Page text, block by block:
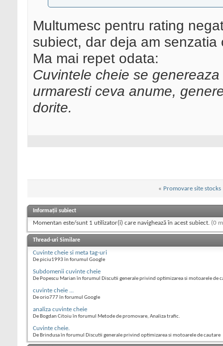
Multumesc pentru rating
subiect, dar deja am
Ma mai repet odata:
Cuvintele cheie se
urmaresti ceva anume,
dorite.
« Promovare site stocks
Informații subiect
Momentan este/sunt 1 utilizator(i) care navighează în acest subiect. (0
Thread-uri Similare
Cuvinte cheie si meta tag-uri
De piciu1993 în forumul Google
Subdomenii cuvinte cheie
De Popescu Marian în forumul Discutii generale privind optimizarea si motoarele de
cuvinte cheie ...
De orio777 în forumul Google
analiza cuvinte cheie
De Bogdan Citoiu în forumul Metode de promovare, Analiza trafic.
Cuvinte cheie.
De Brindusa în forumul Discutii generale privind optimizarea si motoarele de cautare